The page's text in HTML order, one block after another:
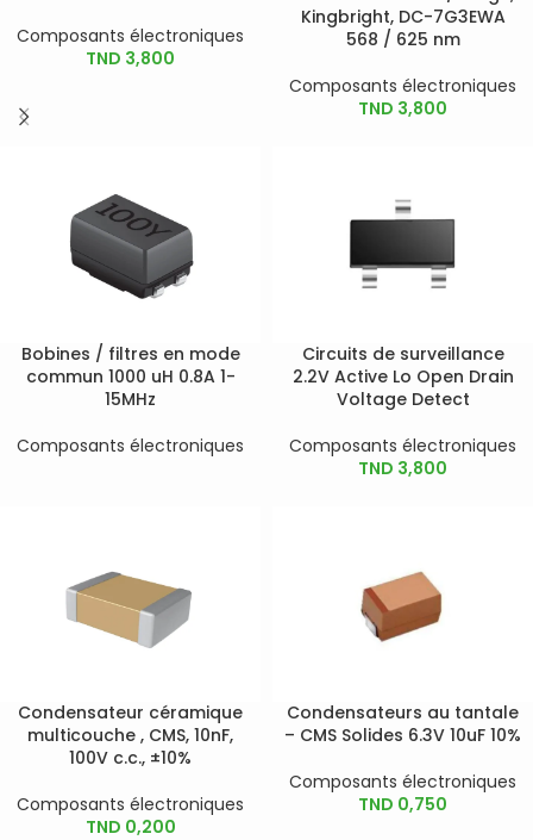
Composants électroniques
TND 3,800
Kingbright, DC-7G3EWA
568 / 625 nm
Composants électroniques
TND 3,800
Bobines / filtres en mode
commun 1000 uH 0.8A 1-
15MHz
Composants électroniques
Circuits de surveillance
2.2V Active Lo Open Drain
Voltage Detect
Composants électroniques
TND 3,800
Condensateur céramique
multicouche , CMS, 10nF,
100V c.c., ±10%
Composants électroniques
TND 0,200
Condensateurs au tantale
– CMS Solides 6.3V 10uF 10%
Composants électroniques
TND 0,750